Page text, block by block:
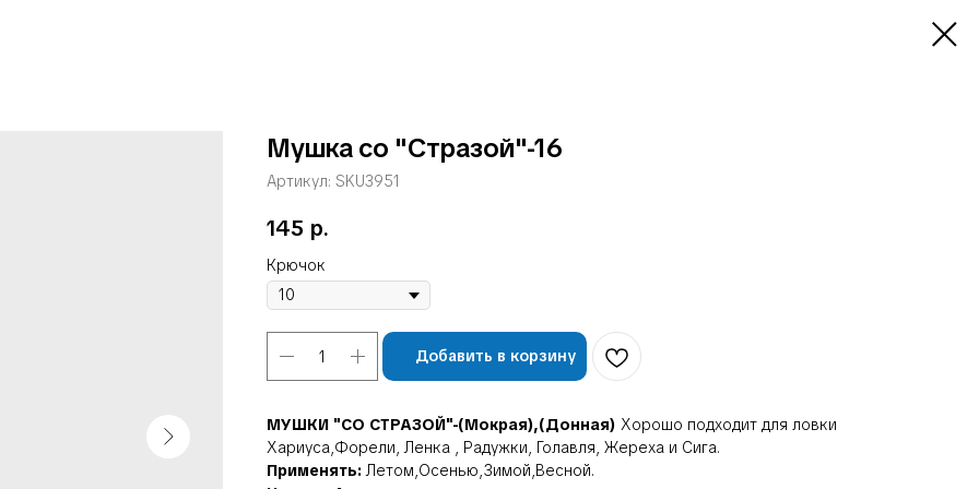
Мушка со "Стразой"-16
Артикул: SKU3951
145 р.
Крючок
Добавить в корзину
МУШКИ "СО СТРАЗОЙ"-(Мокрая),(Донная) Хорошо подходит для ловки
Хариуса,Форели, Ленка , Радужки, Голавля, Жереха и Сига.
Применять:Летом,Осенью,Зимой,Весной.